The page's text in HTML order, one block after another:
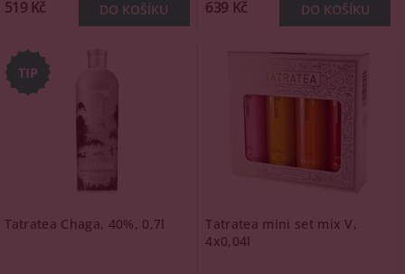
519 Kč 639 Kč
Tatratea Chaga, 40%, 0,7l
Tatratea mini set mix V,
4x0,04l